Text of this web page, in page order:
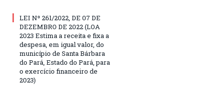
LEI Nº 261/2022, DE 07 DE
DEZEMBRO DE 2022 (LOA
2023 Estima a receita e fixa a
despesa, em igual valor, do
município de Santa Bárbara
do Pará, Estado do Pará, para
o exercício financeiro de
2023)